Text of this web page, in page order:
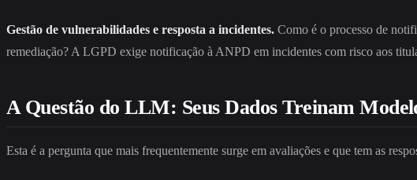
Gestão de vulnerabilidades e resposta a incidentes. Como é o processo de
remediação? A LGPD exige notificação à ANPD em incidentes com risco aos
A Questão do LLM: Seus Dados Treinam
Esta é a pergunta que mais frequentemente surge em avaliações e que tem as